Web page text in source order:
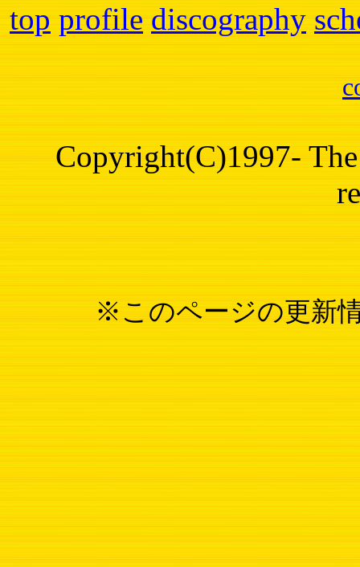
top profile discography
Copyright(C)1997-
※このページの更新